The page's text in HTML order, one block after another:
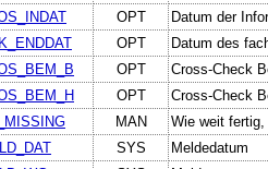
OPT
Datum der
OPT
Datum des
OPT
Cross-Check
OPT
Cross-Check
MAN
Wie weit
SYS
Meldedatum